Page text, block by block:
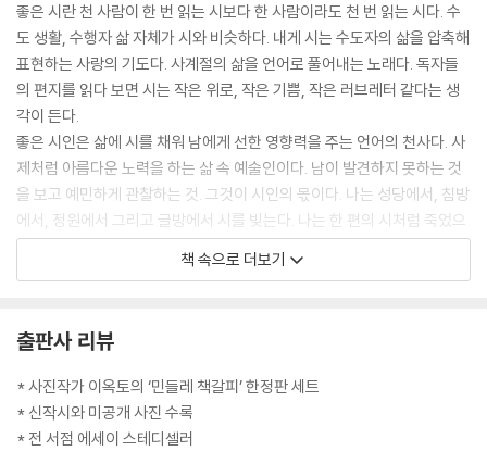
나무토막
지팡이
돌멩이
길에서 주운 돌
생활 단상
5 추억의 아름다움
맑은 물에 닦이고 깎이듯
좋은 말씀 수첩
빗자루 카드
김수환 추기경님의 엽서
인두
꽃 골무
단추
88번 손수건
좋은 시란 천 사람이 한 번 읽는 시보다 한 사람이라도 천 번 읽는 시다. 수
도 생활, 수행자 삶 자체가 시와 비슷하다. 내게 시는 수도자의 삶을 압축해
표현하는 사랑의 기도다. 사계절의 삶을 언어로 풀어내는 노래다. 독자들
의 편지를 읽다 보면 시는 작은 위로, 작은 기쁨, 작은 러브레터 같다는 생
각이 든다.
좋은 시인은 삶에 시를 채워 남에게 선한 영향력을 주는 언어의 천사다. 사
제처럼 아름다운 노력을 하는 삶 속 예술인이다. 남이 발견하지 못하는 것
을 보고 예민하게 관찰하는 것. 그것이 시인의 몫이다. 나는 성당에서, 침방
에서, 정원에서 그리고 글방에서 시를 빚는다. 나는 한 편의 시처럼 죽었으
면 좋겠다. _33쪽, 〈시인의 몫〉에서
의 눈길을 조금 보탠 것뿐이에요.” 애착이 강한 사람은 자기가 키운 식물을
다른 사람에게 주지 않겠지만, 나는 식물을 키우면 분가시켜 누군가에게
선물한다.
언젠가 미국 애틀랜타에 사는 독자 회림에게 글방 앞의 분꽃 씨를 선물했
책 속으로 더보기
출판사 리뷰
* 사진작가 이옥토의 ‘민들레 책갈피’ 한정판 세트
* 신작시와 미공개 사진 수록
* 전 서점 에세이 스테디셀러